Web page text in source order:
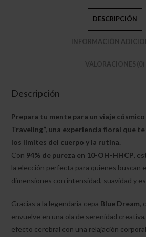
DESCRIPCIÓN
INFORMACIÓN
VALORACIONES (0)
Descripción
Prepara tu mente para un viaje
Traveling”, una experiencia floral que
los límites del cuerpo y la rutina.
Con 94% de pureza en 10-OH-HHCP,
la elección perfecta para quienes buscan
dimensiones con intensidad, suavidad y
Gracias a la legendaria cepa Blue Dream,
envuelve en una ola de serenidad
efecto cerebral con una relajación